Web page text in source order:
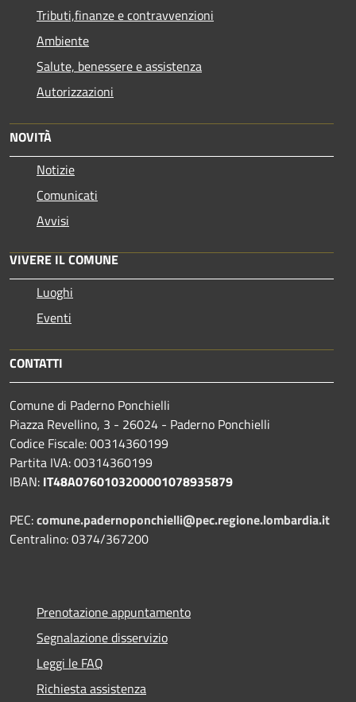
Tributi,finanze e contravvenzioni
Ambiente
Salute, benessere e assistenza
Autorizzazioni
NOVITÀ
Notizie
Comunicati
Avvisi
VIVERE IL COMUNE
Luoghi
Eventi
CONTATTI
Comune di Paderno Ponchielli
Piazza Revellino, 3 - 26024 - Paderno Ponchielli
Codice Fiscale: 00314360199
Partita IVA: 00314360199
IBAN: IT48A0760103200001078935879
PEC:comune.padernoponchielli@pec.regione.lombardia.it
Centralino: 0374/367200
Prenotazione appuntamento
Segnalazione disservizio
Leggi le FAQ
Richiesta assistenza